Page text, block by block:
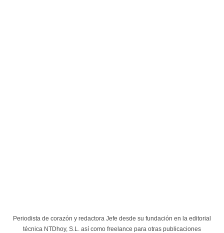
Periodista de corazón y redactora Jefe desde su fundación en la editorial
técnica NTDhoy, S.L. así como freelance para otras publicaciones